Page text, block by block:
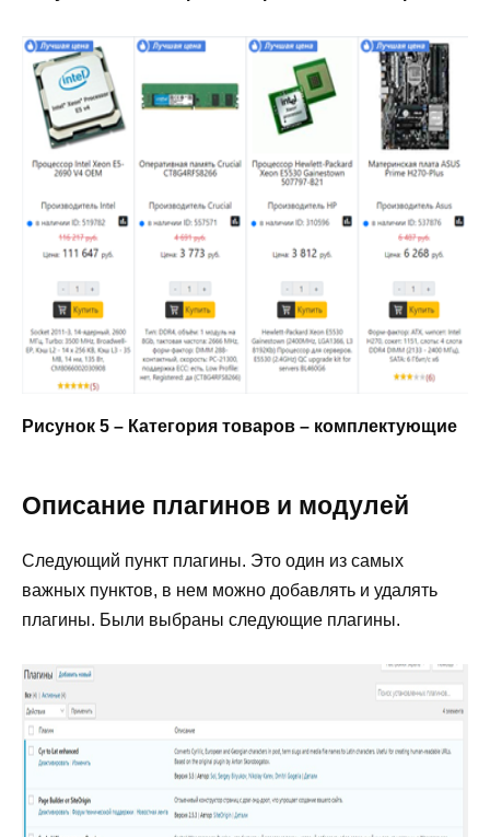
Рисунок 5 – Категория товаров – комплектующие
Описание плагинов и модулей
Следующий пункт плагины. Это один из самых
важных пунктов, в нем можно добавлять и удалять
плагины. Были выбраны следующие плагины.